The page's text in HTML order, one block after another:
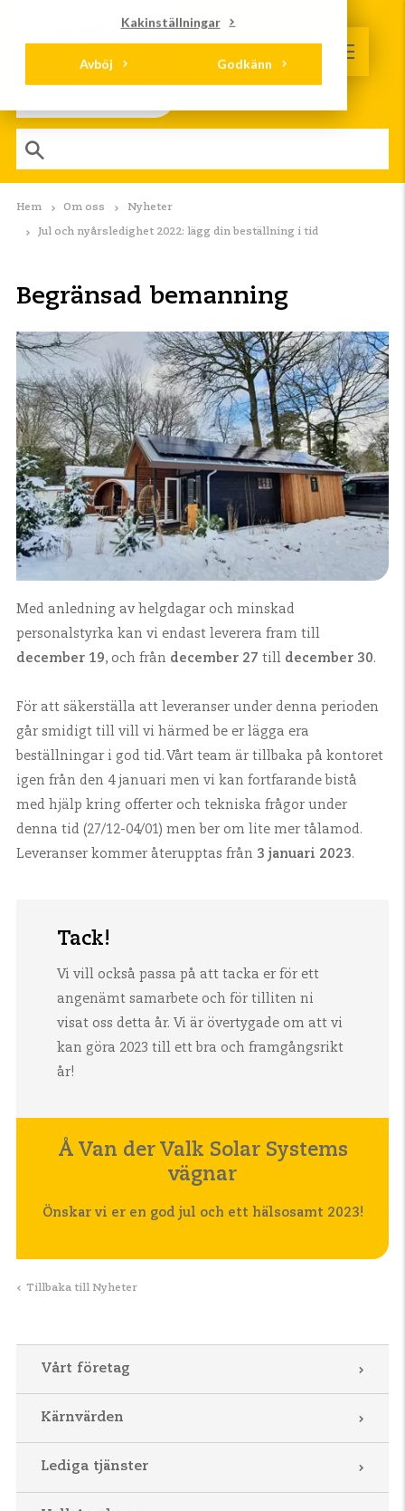
Kakinställningar
Godkänn
Avböj
Hem Om oss Nyheter
Jul och nyårsledighet 2022: lägg din beställning i tid
Begränsad bemanning
Med anledning av helgdagar och minskad
personalstyrka kan vi endast leverera fram till
december 19, och från december 27 till december 30.
För att säkerställa att leveranser under denna perioden
går smidigt till vill vi härmed be er lägga era
beställningar i god tid. Vårt team är tillbaka på kontoret
igen från den 4 januari men vi kan fortfarande bistå
med hjälp kring offerter och tekniska frågor under
denna tid (27/12-04/01) men ber om lite mer tålamod.
Leveranser kommer återupptas från 3 januari 2023.
Tack!
Vi vill också passa på att tacka er för ett
angenämt samarbete och för tilliten ni
visat oss detta år. Vi är övertygade om att vi
kan göra 2023 till ett bra och framgångsrikt
år!
Å Van der Valk Solar Systems
vägnar
Önskar vi er en god jul och ett hälsosamt 2023!
Tillbaka till Nyheter
Vårt företag
Kärnvärden
Lediga tjänster